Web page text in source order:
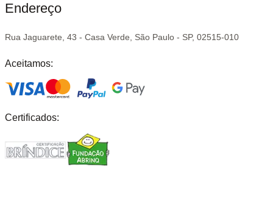
Endereço
Rua Jaguarete, 43 - Casa Verde, São Paulo - SP, 02515-010
Aceitamos:
Certificados: